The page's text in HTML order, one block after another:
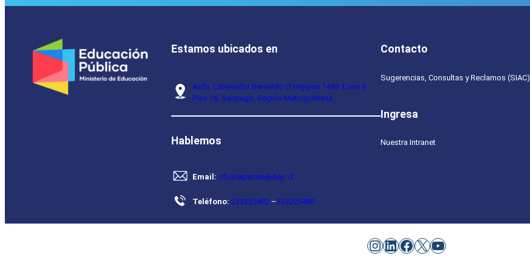
Estamos ubicados en
Avda. Libertador Bernardo O’Higgins 1449 Torre 4
Piso 16, Santiago, Región Metropolitana.
Hablemos
Email: oficinapartes@dep.cl
Teléfono: 233225492 –233225485
Contacto
Sugerencias, Consultas y Reclamos (SIAC)
Ingresa
Nuestra Intranet
Instagram
LinkedIn
Facebook
X YouTube